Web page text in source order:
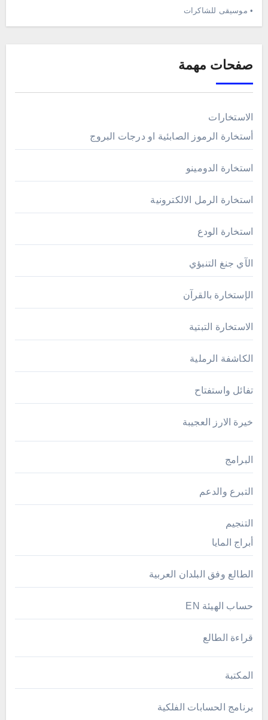
• موسيقى للشاكرات
صفحات مهمة
الاستخارات
أستخارة الرموز الصابئية او درجات البروج
استخارة الدومينو
استخارة الرمل الالكترونية
استخارة الودع
الآي جنغ التنبؤي
الإستخارة بالقرآن
الاستخارة التبتية
الكاشفة الرملية
تفائل واستفتاح
خيرة الارز العجيبة
البرامج
التبرع والدعم
التنجيم
أبراج المايا
الطالع وفق البلدان العربية
حساب الهيئة EN
قراءة الطالع
المكتبة
برنامج الحسابات الفلكية